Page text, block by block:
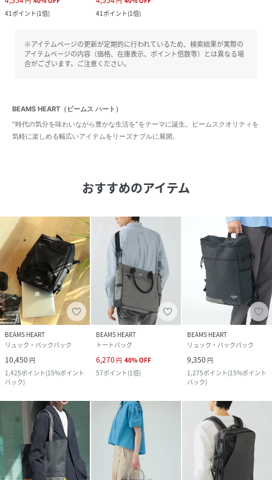
41ポイント(1倍)
41ポイント(1倍)
※アイテムページの更新が定期的に行われているため、検索結果が実際の
アイテムページの内容（価格、在庫表示、ポイント倍数等）とは異なる場
合がございます。ご注意ください。
BEAMS HEART（ビームス ハート）
"時代の気分を味わいながら豊かな生活を"をテーマに誕生。ビームスクオリティを
気軽に楽しめる幅広いアイテムをリーズナブルに展開。
おすすめのアイテム
BEAMS HEART
リュック・バックパック
10,450 円
1,425ポイント(15%ポイント
バック)
BEAMS HEART
トートバッグ
6,270 円 40%OFF
57ポイント(1倍)
BEAMS HEART
リュック・バックパック
9,350 円
1,275ポイント(15%ポイント
バック)